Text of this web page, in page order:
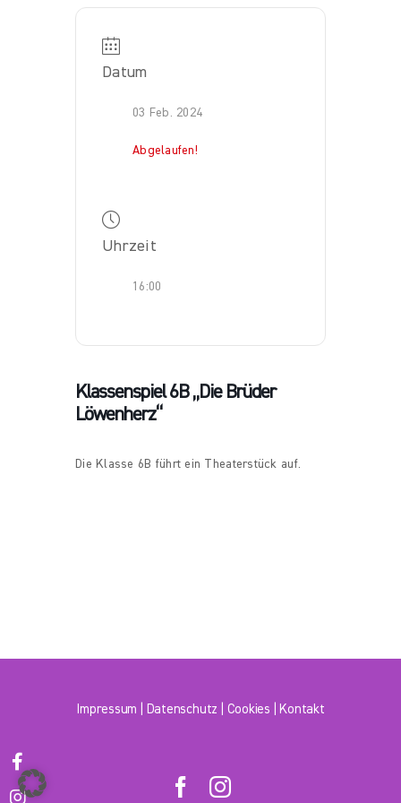
Datum
03 Feb. 2024
Abgelaufen!
Uhrzeit
16:00
Klassenspiel 6B „Die Brüder
Löwenherz“
Die Klasse 6B führt ein Theaterstück auf.
Impressum Datenschutz Cookies Kontakt